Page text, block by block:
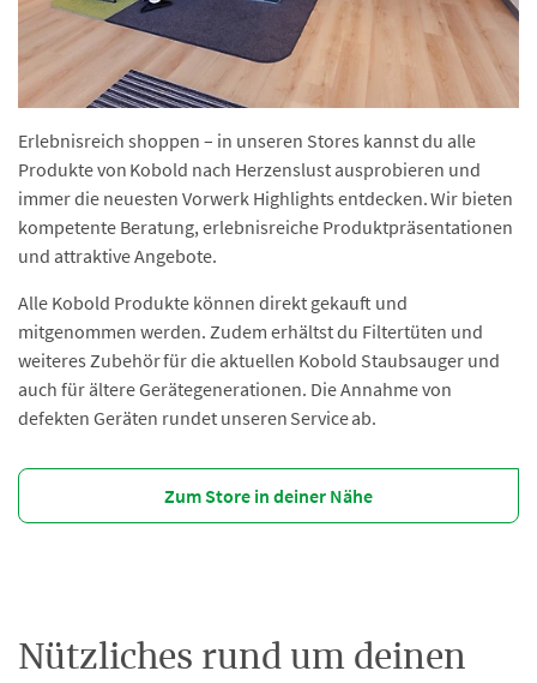
Erlebnisreich shoppen – in unseren Stores kannst du alle
Produkte von Kobold nach Herzenslust ausprobieren und
immer die neuesten Vorwerk Highlights entdecken. Wir bieten
kompetente Beratung, erlebnisreiche Produktpräsentationen
und attraktive Angebote.
Alle Kobold Produkte können direkt gekauft und
mitgenommen werden. Zudem erhältst du Filtertüten und
weiteres Zubehör für die aktuellen Kobold Staubsauger und
auch für ältere Gerätegenerationen. Die Annahme von
defekten Geräten rundet unseren Service ab.
Zum Store in deiner Nähe
Nützliches rund um deinen